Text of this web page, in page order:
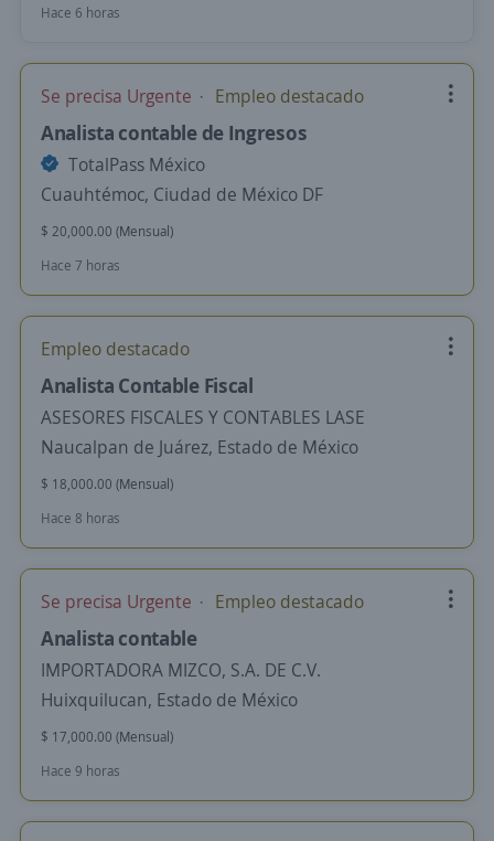
Hace 6 horas
Se precisa Urgente Empleo destacado
Analista contable de Ingresos
TotalPass México
Cuauhtémoc, Ciudad de México DF
$ 20,000.00 (Mensual)
Hace 7 horas
Empleo destacado
Analista Contable Fiscal
ASESORES FISCALES Y CONTABLES LASE
Naucalpan de Juárez, Estado de México
$ 18,000.00 (Mensual)
Hace 8 horas
Se precisa Urgente Empleo destacado
Analista contable
IMPORTADORA MIZCO, S.A. DE C.V.
Huixquilucan, Estado de México
$ 17,000.00 (Mensual)
Hace 9 horas